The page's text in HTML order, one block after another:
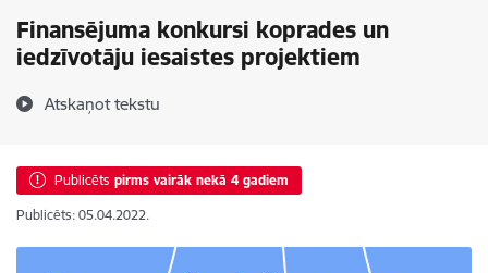
Finansējuma konkursi koprades un
iedzīvotāju iesaistes projektiem
Atskaņot tekstu
Publicēts pirms vairāk nekā 4 gadiem
Publicēts: 05.04.2022.